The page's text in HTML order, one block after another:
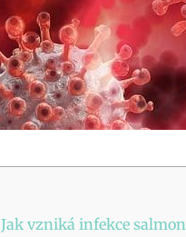
Jak vzniká infekce